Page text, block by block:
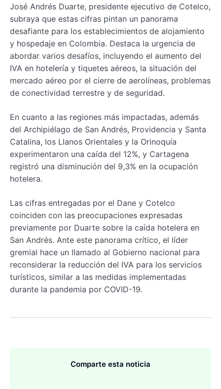
José Andrés Duarte, presidente ejecutivo de Cotelco,
subraya que estas cifras pintan un panorama
desafiante para los establecimientos de alojamiento
y hospedaje en Colombia. Destaca la urgencia de
abordar varios desafíos, incluyendo el aumento del
IVA en hotelería y tiquetes aéreos, la situación del
mercado aéreo por el cierre de aerolíneas, problemas
de conectividad terrestre y de seguridad.
En cuanto a las regiones más impactadas, además
del Archipiélago de San Andrés, Providencia y Santa
Catalina, los Llanos Orientales y la Orinoquía
experimentaron una caída del 12%, y Cartagena
registró una disminución del 9,3% en la ocupación
hotelera.
Las cifras entregadas por el Dane y Cotelco
coinciden con las preocupaciones expresadas
previamente por Duarte sobre la caída hotelera en
San Andrés. Ante este panorama crítico, el líder
gremial hace un llamado al Gobierno nacional para
reconsiderar la reducción del IVA para los servicios
turísticos, similar a las medidas implementadas
durante la pandemia por COVID-19.
Comparte esta noticia